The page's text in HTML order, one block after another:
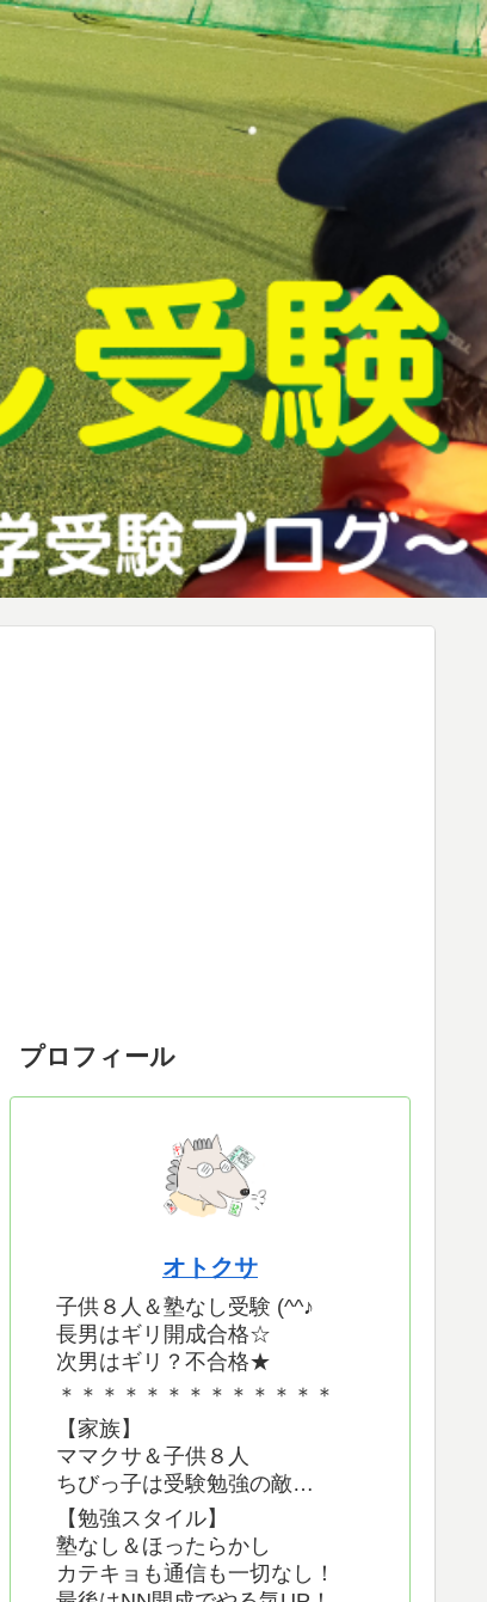
プロフィール
オトクサ
子供８人＆塾なし受験 (^^♪
長男はギリ開成合格☆
次男はギリ？不合格★
＊＊＊＊＊＊＊＊＊＊＊＊＊
【家族】
ママクサ＆子供８人
ちびっ子は受験勉強の敵…
【勉強スタイル】
塾なし＆ほったらかし
カテキョも通信も一切なし！